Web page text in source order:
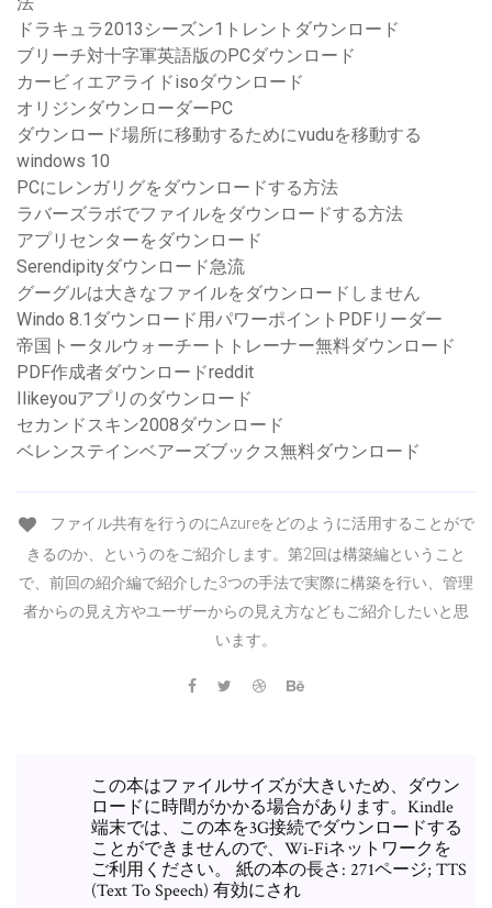
ドラキュラ2013シーズン1トレントダウンロード
ブリーチ対十字軍英語版のPCダウンロード
カービィエアライドisoダウンロード
オリジンダウンローダーPC
ダウンロード場所に移動するためにvuduを移動する
windows 10
PCにレンガリグをダウンロードする方法
ラバーズラボでファイルをダウンロードする方法
アプリセンターをダウンロード
Serendipityダウンロード急流
グーグルは大きなファイルをダウンロードしません
Windo 8.1ダウンロード用パワーポイントPDFリーダー
帝国トータルウォーチートトレーナー無料ダウンロード
PDF作成者ダウンロードreddit
Ilikeyouアプリのダウンロード
セカンドスキン2008ダウンロード
ベレンステインベアーズブックス無料ダウンロード
ファイル共有を行うのにAzureをどのように活用することがで
きるのか、というのをご紹介します。第2回は構築編ということ
で、前回の紹介編で紹介した3つの手法で実際に構築を行い、管理
者からの見え方やユーザーからの見え方などもご紹介したいと思
います。
この本はファイルサイズが大きいため、ダウン
ロードに時間がかかる場合があります。Kindle
端末では、この本を3G接続でダウンロードする
ことができませんので、Wi-Fiネットワークを
ご利用ください。 紙の本の長さ: 271ページ; TTS
(Text To Speech) 有効にされ